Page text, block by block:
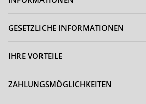
GESETZLICHE INFORMATIONEN
IHRE VORTEILE
ZAHLUNGSMÖGLICHKEITEN